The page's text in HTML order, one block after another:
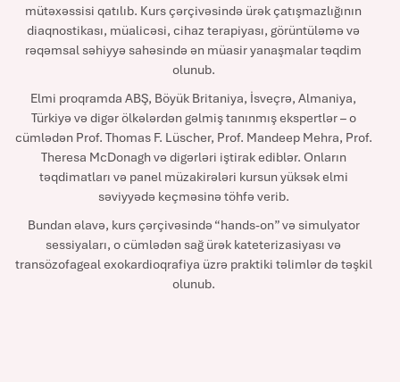
mütəxəssisi qatılıb. Kurs çərçivəsində ürək çatışmazlığının
diaqnostikası, müalicəsi, cihaz terapiyası, görüntüləmə və
rəqəmsal səhiyyə sahəsində ən müasir yanaşmalar təqdim
olunub.
Elmi proqramda ABŞ, Böyük Britaniya, İsveçrə, Almaniya,
Türkiyə və digər ölkələrdən gəlmiş tanınmış ekspertlər – o
cümlədən Prof. Thomas F. Lüscher, Prof. Mandeep Mehra, Prof.
Theresa McDonagh və digərləri iştirak ediblər. Onların
təqdimatları və panel müzakirələri kursun yüksək elmi
səviyyədə keçməsinə töhfə verib.
Bundan əlavə, kurs çərçivəsində “hands-on” və simulyator
sessiyaları, o cümlədən sağ ürək kateterizasiyası və
transözofageal exokardioqrafiya üzrə praktiki təlimlər də təşkil
olunub.